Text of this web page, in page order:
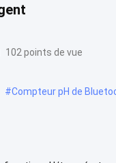
102 points de vue
#Compteur pH de